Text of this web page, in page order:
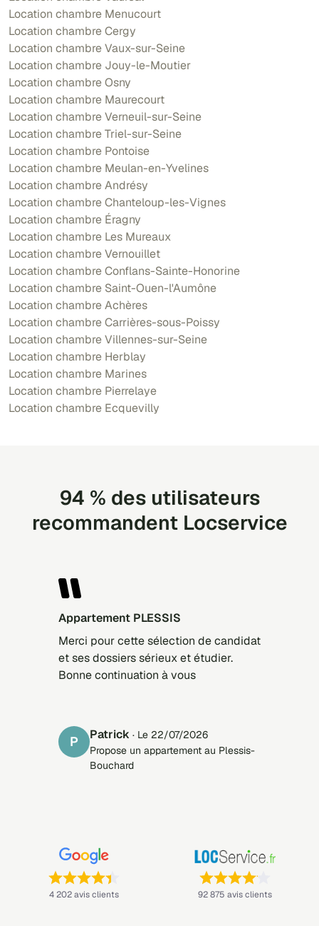
Location chambre Menucourt
Location chambre Cergy
Location chambre Vaux-sur-Seine
Location chambre Jouy-le-Moutier
Location chambre Osny
Location chambre Maurecourt
Location chambre Verneuil-sur-Seine
Location chambre Triel-sur-Seine
Location chambre Pontoise
Location chambre Meulan-en-Yvelines
Location chambre Andrésy
Location chambre Chanteloup-les-Vignes
Location chambre Éragny
Location chambre Les Mureaux
Location chambre Vernouillet
Location chambre Conflans-Sainte-Honorine
Location chambre Saint-Ouen-l'Aumône
Location chambre Achères
Location chambre Carrières-sous-Poissy
Location chambre Villennes-sur-Seine
Location chambre Herblay
Location chambre Marines
Location chambre Pierrelaye
Location chambre Ecquevilly
94 % des utilisateurs
recommandent Locservice
Appartement PLESSIS
Merci pour cette sélection de candidat
et ses dossiers sérieux et étudier.
Bonne continuation à vous
P Patrick · Le 22/07/2026
Propose un appartement au Plessis-
Bouchard
Note : 4,4 sur 5 —
4 202 avis clients Note : 4,1 sur 5 —
92 875 avis clients